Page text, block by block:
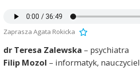
Zaprasza Agata Rokicka
dr Teresa Zalewska – psychiatra
Filip Mozol – informatyk,